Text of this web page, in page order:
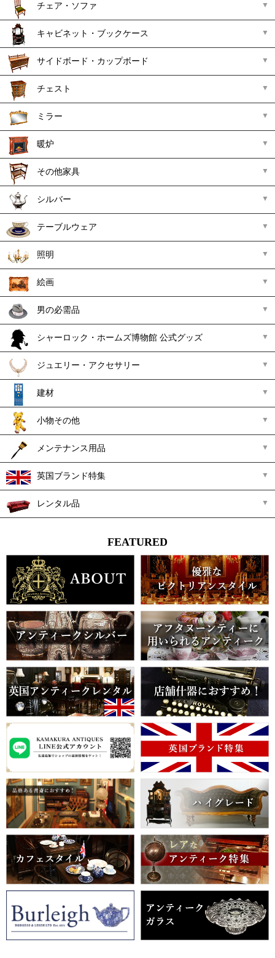
チェア・ソファ
キャビネット・ブックケース
サイドボード・カップボード
チェスト
ミラー
暖炉
その他家具
シルバー
テーブルウェア
照明
絵画
男の必需品
シャーロック・ホームズ博物館 公式グッズ
ジュエリー・アクセサリー
建材
小物その他
メンテナンス用品
英国ブランド特集
レンタル品
FEATURED